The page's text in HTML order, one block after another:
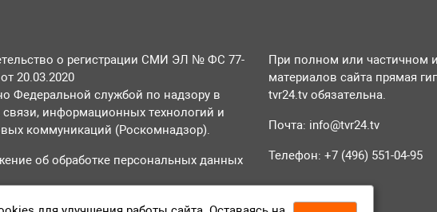
о регистрации СМИ ЭЛ № ФС 77-
20.03.2020
Федеральной службой по надзору в
связи, информационных технологий и
коммуникаций (Роскомнадзор).
об обработке персональных данных
на обработку персональных данных
При полном или частичном
материалов сайта прямая
tvr24.tv обязательна.
Почта: info@tvr24.tv
Телефон: +7 (496) 551-04-95